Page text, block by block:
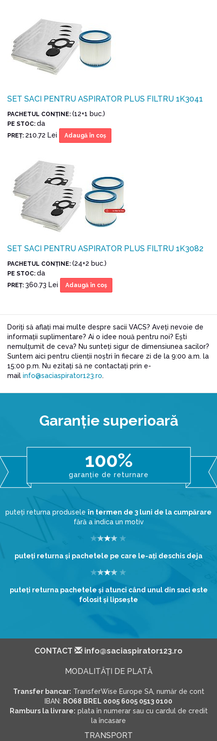
SET SACI PENTRU ASPIRATOR PLUS FILTRU 1K3041
PACHETUL CONŢINE: (12+1 buc.)
PE STOC: da
PREŢ: 210.72 Lei Adaugă în coş
SET SACI PENTRU ASPIRATOR PLUS FILTRU 1K3082
PACHETUL CONŢINE: (24+2 buc.)
PE STOC: da
PREŢ: 360.73 Lei Adaugă în coş
Doriți să aflați mai multe despre sacii VACS? Aveți nevoie de
informații suplimentare? Ai o idee nouă pentru noi? Ești
nemulțumit de ceva? Nu sunteți sigur de dimensiunea sacilor?
Suntem aici pentru clienții noștri în fiecare zi de la 9:00 a.m. la
15:00 p.m. Nu ezitați să ne contactați prin e-
mail info@saciaspirator123.ro.
Garanţie superioară
100%
garanție de returnare
puteți returna produsele în termen de 3 luni de la cumpărare
fără a indica un motiv
puteţi returna şi pachetele pe care le-aţi deschis deja
puteţi returna pachetele şi atunci când unul din saci este
folosit şi lipseşte
CONTACT info@saciaspirator123.ro
MODALITĂŢI DE PLATĂ
Transfer bancar: TransferWise Europe SA, număr de cont
IBAN: RO68 BREL 0005 6005 0513 0100
Ramburs la livrare: plata în numerar sau cu cardul de credit
la încasare
TRANSPORT